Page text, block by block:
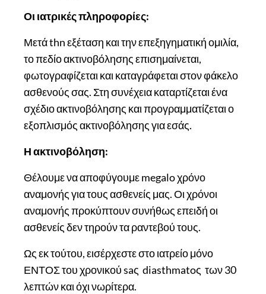
Οι ιατρικές πληροφορίες:
Μετά thn εξέταση και την επεξηγηματική ομιλία,
το πεδίο ακτινοβόλησης επισημαίνεται,
φωτογραφίζεται και καταγράφεται στον φάκελο
ασθενούς σας. Στη συνέχεια καταρτίζεται ένα
σχέδιο ακτινοβόλησης και προγραμματίζεται ο
εξοπλισμός ακτινοβόλησης για εσάς.
Η ακτινοβόληση:
Θέλουμε να αποφύγουμε megalo χρόνο
αναμονής για τους ασθενείς μας. Οι χρόνοι
αναμονής προκύπτουν συνήθως επειδή οι
ασθενείς δεν τηρούν τα ραντεβού τους.
Ως εκ τούτου, εισέρχεστε στο ιατρείο μόνο
ΕΝΤΟΣ του χρονικού saς diasthmatoς των 30
λεπτών και όχι νωρίτερα.